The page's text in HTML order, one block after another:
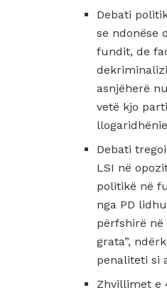
Debati
se ndonëse
fundit, de
asnjëherë
vetë kjo
Debati
LSI në
politikë në
nga PD
përfshirë në
grata”,
penaliteti si
Zhvillimet e